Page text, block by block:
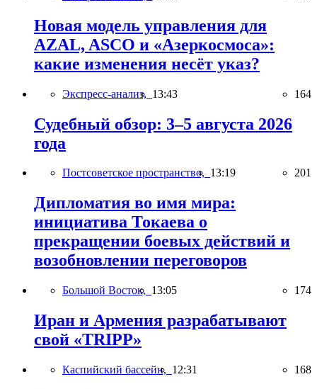
Новая модель управления для
AZAL, ASCO и «Азеркосмоса»:
какие изменения несёт указ?
Экспресс-анализ, 13:43 164
Судебный обзор: 3–5 августа 2026
года
Постсоветское пространство, 13:19 201
Дипломатия во имя мира:
инициатива Токаева о
прекращении боевых действий и
возобновлении переговоров
Большой Восток, 13:05 174
Иран и Армения разрабатывают
свой «TRIPP»
Каспийский бассейн, 12:31 168